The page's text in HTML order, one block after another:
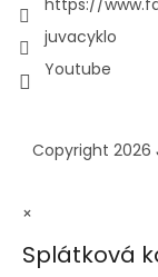
juvacyklo
Youtube
Copyright 2026
×
Splátková